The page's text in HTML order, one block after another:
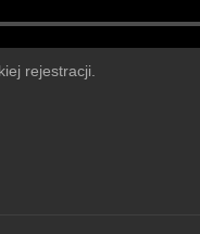
rejestracji.